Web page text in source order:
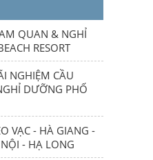
QUAN & NGHỈ
RESORT
NGHIỆM CẦU
DƯỠNG PHỐ
VẠC - HÀ GIANG -
- HẠ LONG